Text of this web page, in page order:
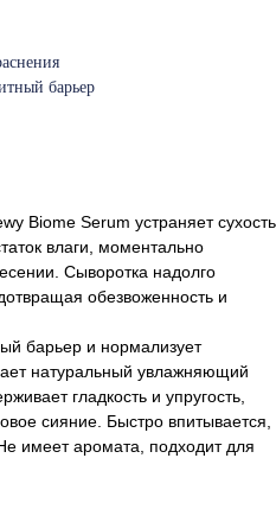
барьер
Biome Serum устраняет сухость
влаги, моментально
Сыворотка надолго
обезвоженность и
барьер и нормализует
натуральный увлажняющий
гладкость и упругость,
сияние. Быстро впитывается,
имеет аромата, подходит для